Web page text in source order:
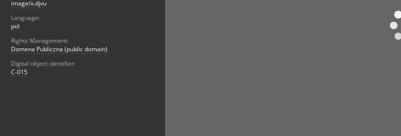
image/x.djvu
Language:
pol
Rights Management:
Domena Publiczna (public domain)
Digital object identifier:
C-015